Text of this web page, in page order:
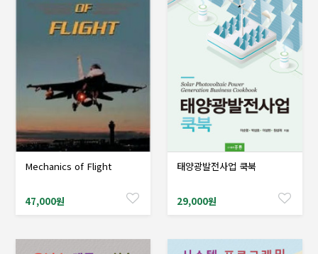
샘플도서신청
Mechanics of Flight
47,000원
샘플도서신청
태양광발전사업 쿡북
29,000원